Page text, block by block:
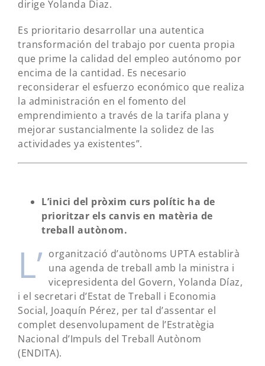
dirige Yolanda Diaz.
Es prioritario desarrollar una autentica
transformación del trabajo por cuenta propia
que prime la calidad del empleo autónomo por
encima de la cantidad. Es necesario
reconsiderar el esfuerzo económico que realiza
la administración en el fomento del
emprendimiento a través de la tarifa plana y
mejorar sustancialmente la solidez de las
actividades ya existentes”.
L’inici del pròxim curs polític ha de
prioritzar els canvis en matèria de
treball autònom.
L’ organització d’autònoms UPTA establirà
una agenda de treball amb la ministra i
vicepresidenta del Govern, Yolanda Díaz,
i el secretari d’Estat de Treball i Economia
Social, Joaquín Pérez, per tal d’assentar el
complet desenvolupament de l’Estratègia
Nacional d’Impuls del Treball Autònom
(ENDITA).